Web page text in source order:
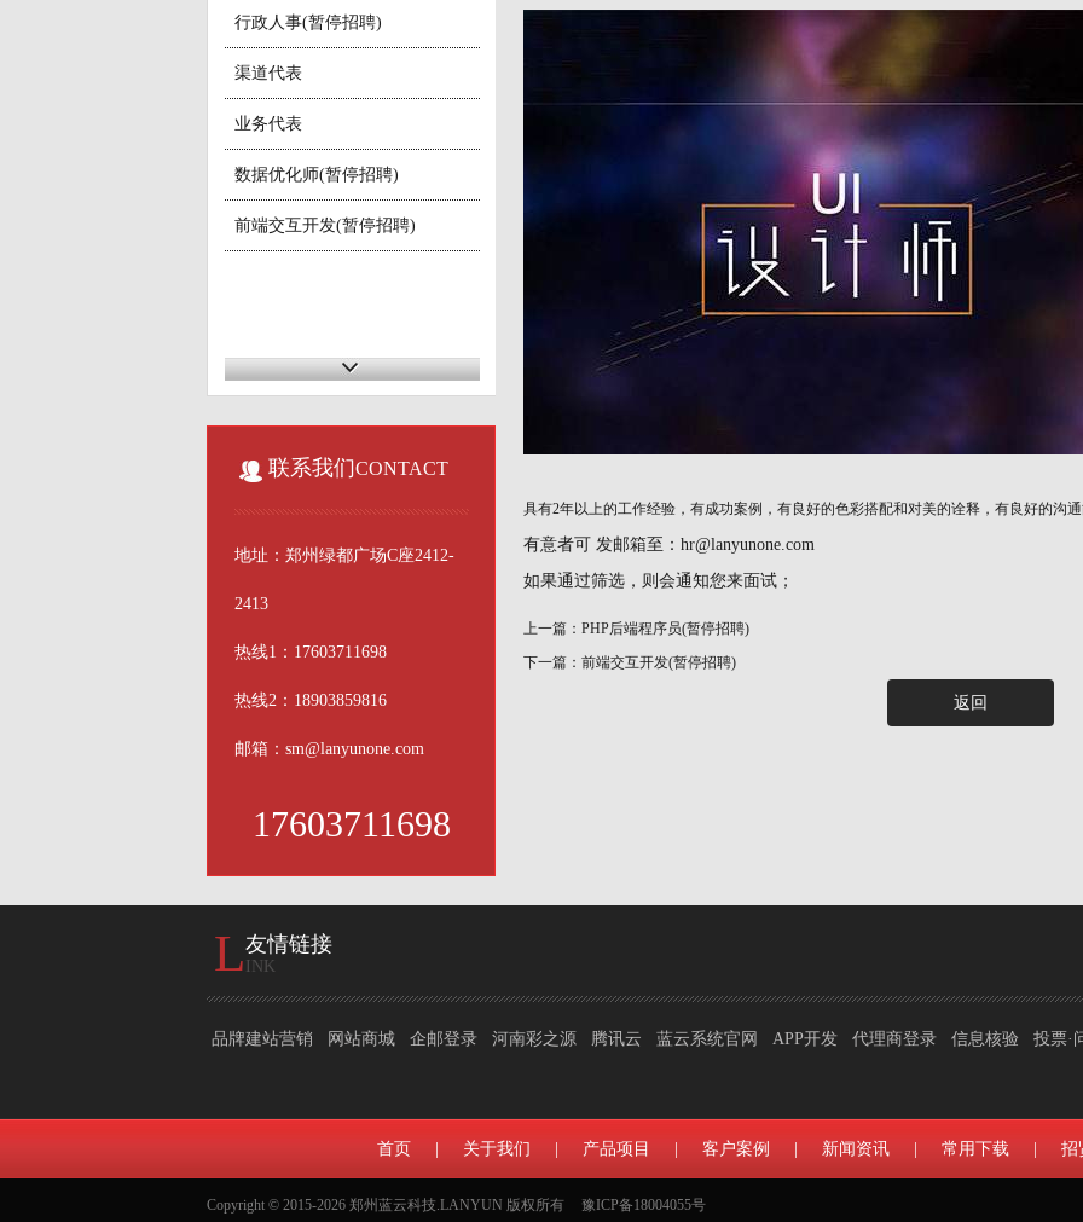
行政人事(暂停招聘)
渠道代表
业务代表
数据优化师(暂停招聘)
前端交互开发(暂停招聘)
联系我们CONTACT
地址：郑州绿都广场C座2412-
2413
热线1：17603711698
热线2：18903859816
邮箱：sm@lanyunone.com
17603711698
具有2年以上的工作经验，有成功案例，有良好的色彩搭配和对美的诠释，有良好的沟
有意者可 发邮箱至：hr@lanyunone.com
如果通过筛选，则会通知您来面试；
上一篇：PHP后端程序员(暂停招聘)
下一篇：前端交互开发(暂停招聘)
返回
L友情链接
INK
品牌建站营销 网站商城 企邮登录 河南彩之源 腾讯云 蓝云系统官网 APP开发 代理商登录 信息核验 投票·
首页 关于我们 产品项目 客户案例 新闻资讯 常用下载 招
Copyright © 2015-2026 郑州蓝云科技.LANYUN 版权所有 豫ICP备18004055号